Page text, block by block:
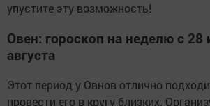
упустите эту возможность!
Овен: гороскоп на неделю с 28
августа
Этот период у Овнов отлично
провести его в кругу близких.